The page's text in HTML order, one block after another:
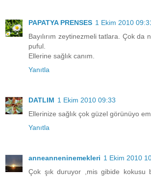
PAPATYA PRENSES 1 Ekim 2010
Bayılırım zeytinezmeli tatlara. Çok da
puful.
Ellerine sağlık canım.
Yanıtla
DATLIM 1 Ekim 2010 09:33
Ellerinize sağlık çok güzel görünüyo
Yanıtla
anneanneninemekleri 1 Ekim 2010
Çok şık duruyor ,mis gibide kokusu